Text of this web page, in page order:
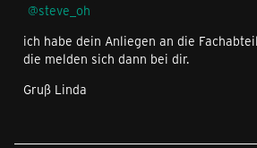
steve_oh
ich habe dein Anliegen an die
die melden sich dann bei dir.
Gruß Linda